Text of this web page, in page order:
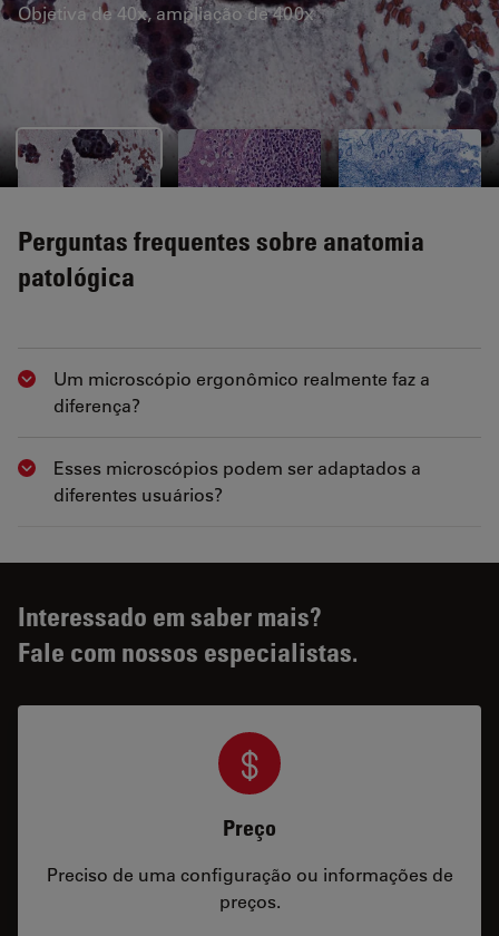
Objetiva de 40x, ampliação de 400x
Perguntas frequentes sobre anatomia
patológica
Show answer
Um microscópio ergonômico realmente faz a
diferença?
Show answer
Esses microscópios podem ser adaptados a
diferentes usuários?
Interessado em saber mais?
Fale com nossos especialistas.
Preço
Preciso de uma configuração ou informações de
preços.